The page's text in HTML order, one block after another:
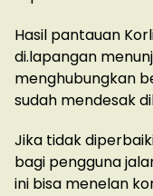
Hasil pantauan
di.lapangan
menghubungkan
sudah mendesak
Jika tidak
bagi pengguna
ini bisa menelan